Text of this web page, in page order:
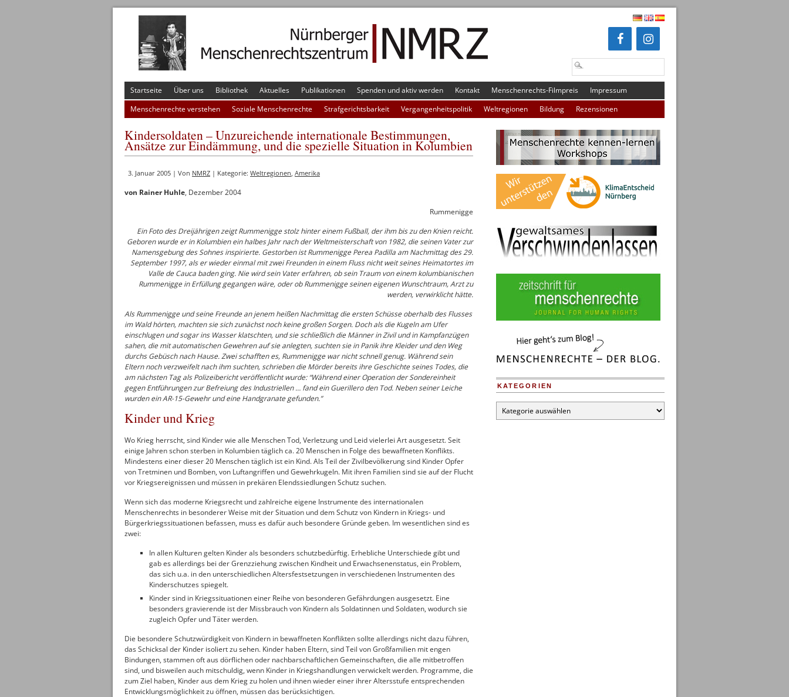
Startseite Über uns Bibliothek Aktuelles Publikationen Spenden und aktiv werden Kontakt Menschenrechts-Filmpreis
Impressum
Menschenrechte verstehen
Soziale Menschenrechte Strafgerichtsbarkeit Vergangenheitspolitik Weltregionen Bildung Rezensionen
Kindersoldaten – Unzureichende internationale Bestimmungen,
Ansätze zur Eindämmung, und die spezielle Situation in Kolumbien
3. Januar 2005 | Von NMRZ | Kategorie: Weltregionen, Amerika
von Rainer Huhle, Dezember 2004
Rummenigge
Ein Foto des Dreijährigen zeigt Rummenigge stolz hinter einem Fußball, der ihm bis zu den Knien reicht.
Geboren wurde er in Kolumbien ein halbes Jahr nach der Weltmeisterschaft von 1982, die seinen Vater zur
Namensgebung des Sohnes inspirierte. Gestorben ist Rummenigge Perea Padilla am Nachmittag des 29.
September 1997, als er wieder einmal mit zwei Freunden in einem Fluss nicht weit seines Heimatortes im
Valle de Cauca baden ging. Nie wird sein Vater erfahren, ob sein Traum von einem kolumbianischen
Rummenigge in Erfüllung gegangen wäre, oder ob Rummenigge seinen eigenen Wunschtraum, Arzt zu
werden, verwirklicht hätte.
Als Rummenigge und seine Freunde an jenem heißen Nachmittag die ersten Schüsse oberhalb des Flusses
im Wald hörten, machten sie sich zunächst noch keine großen Sorgen. Doch als die Kugeln am Ufer
einschlugen und sogar ins Wasser klatschten, und sie schließlich die Männer in Zivil und in Kampfanzügen
sahen, die mit automatischen Gewehren auf sie anlegten, suchten sie in Panik ihre Kleider und den Weg
durchs Gebüsch nach Hause. Zwei schafften es, Rummenigge war nicht schnell genug. Während sein
Eltern noch verzweifelt nach ihm suchten, schrieben die Mörder bereits ihre Geschichte seines Todes, die
am nächsten Tag als Polizeibericht veröffentlicht wurde: “Während einer Operation der Sondereinheit
gegen Entführungen zur Befreiung des Industriellen … fand ein Guerillero den Tod. Neben seiner Leiche
wurden ein AR-15-Gewehr und eine Handgranate gefunden.”
Kinder und Krieg
Wo Krieg herrscht, sind Kinder wie alle Menschen Tod, Verletzung und Leid vielerlei Art ausgesetzt. Seit
einige Jahren schon sterben in Kolumbien täglich ca. 20 Menschen in Folge des bewaffneten Konflikts.
Mindestens einer dieser 20 Menschen täglich ist ein Kind. Als Teil der Zivilbevölkerung sind Kinder Opfer
von Tretminen und Bomben, von Luftangriffen und Gewehrkugeln. Mit ihren Familien sind sie auf der Flucht
vor Kriegsereignissen und müssen in prekären Elendssiedlungen Schutz suchen.
Wenn sich das moderne Kriegsrecht und zahlreiche eigene Instrumente des internationalen
Menschenrechts in besonderer Weise mit der Situation und dem Schutz von Kindern in Kriegs- und
Bürgerkriegssituationen befassen, muss es dafür auch besondere Gründe geben. Im wesentlichen sind es
zwei:
In allen Kulturen gelten Kinder als besonders schutzbedürftig. Erhebliche Unterschiede gibt und
gab es allerdings bei der Grenzziehung zwischen Kindheit und Erwachsenenstatus, ein Problem,
das sich u.a. in den unterschiedlichen Altersfestsetzungen in verschiedenen Instrumenten des
Kinderschutzes spiegelt.
Kinder sind in Kriegssituationen einer Reihe von besonderen Gefährdungen ausgesetzt. Eine
besonders gravierende ist der Missbrauch von Kindern als Soldatinnen und Soldaten, wodurch sie
zugleich Opfer und Täter werden.
Die besondere Schutzwürdigkeit von Kindern in bewaffneten Konflikten sollte allerdings nicht dazu führen,
das Schicksal der Kinder isoliert zu sehen. Kinder haben Eltern, sind Teil von Großfamilien mit engen
Bindungen, stammen oft aus dörflichen oder nachbarschaftlichen Gemeinschaften, die alle mitbetroffen
sind, und bisweilen auch mitschuldig, wenn Kinder in Kriegshandlungen verwickelt werden. Programme, die
zum Ziel haben, Kinder aus dem Krieg zu holen und ihnen wieder einer ihrer Altersstufe entsprechenden
Entwicklungsmöglichkeit zu öffnen, müssen das berücksichtigen.
KATEGORIEN
Kategorien